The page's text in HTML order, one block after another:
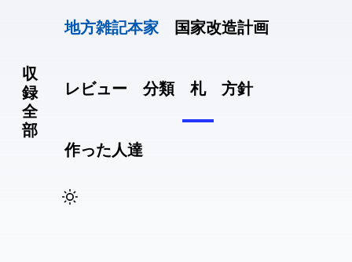
収
録
全
部
地方雑記(本家) 国家改造計画
レビュー 分類 札 方針
作った人達